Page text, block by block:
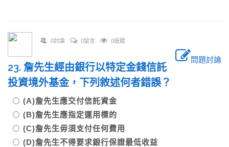
0討論 0留言 0追蹤
問題討論
23. 詹先生經由銀行以特定金錢信託
投資境外基金，下列敘述何者錯誤？
(A)詹先生應交付信託資金
(B)詹先生應指定運用標的
(C)詹先生毋須支付任何費用
(D)詹先生不得要求銀行保證最低收益